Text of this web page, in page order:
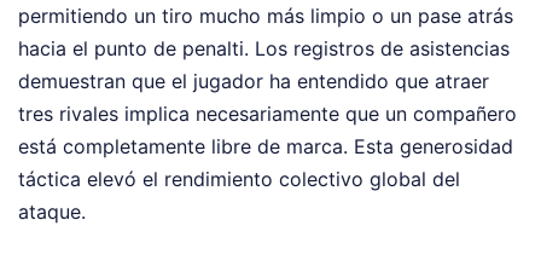
permitiendo un tiro mucho más limpio o un pase atrás
hacia el punto de penalti. Los registros de asistencias
demuestran que el jugador ha entendido que atraer
tres rivales implica necesariamente que un compañero
está completamente libre de marca. Esta generosidad
táctica elevó el rendimiento colectivo global del
ataque.